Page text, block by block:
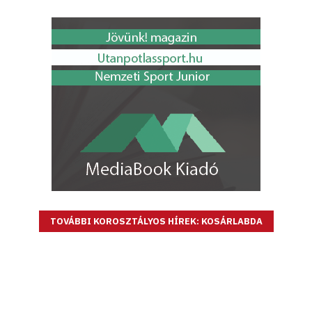
TOVÁBBI KOROSZTÁLYOS HÍREK: KOSÁRLABDA